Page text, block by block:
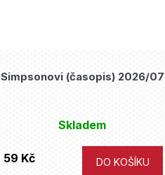
Simpsonovi (časopis) 2026/07
Skladem
59 Kč DO KOŠÍKU